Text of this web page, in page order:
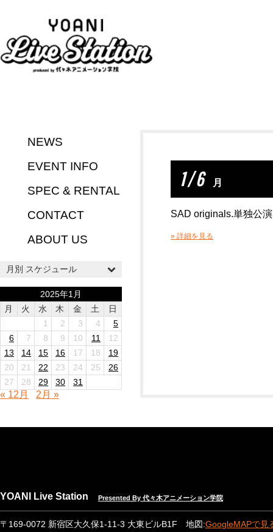
NEWS
EVENT INFO
SPEC & RENTAL
CONTACT
ABOUT US
月別 スケジュール
2025年1月
月
火 水 木 金 土
日
1
2 3 4
5
6
7 8 9 10 11
12
13
14 15 16 17 18
19
20
21 22 23 24 25
26
27
28 29 30 31
« 12月 2月 »
1 / 6 月
SAD originals.単独公
» 詳細を見る
YOANI Live Station Presented By 代々木アニメーション学院
〒169-0072 新宿区大久保1-11-3 大東ビルB1F 地図:GoogleMAPで見